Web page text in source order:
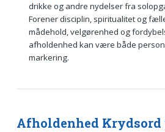
drikke og andre nydelser fra
Forener disciplin, spiritualitet og
mådehold, velgørenhed og
afholdenhed kan være både
markering.
Afholdenhed Krydsord